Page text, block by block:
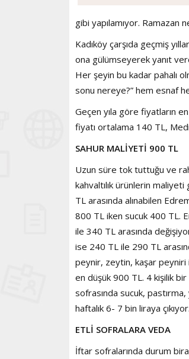
gibi yapılamıyor. Ramazan
Kadıköy çarşıda geçmiş
ona gülümseyerek yanıt
Her şeyin bu kadar pahalı
sonu nereye?” hem esnaf
Geçen yıla göre fiyatların
fiyatı ortalama 140 TL,
SAHUR MALİYETİ 900 TL
Uzun süre tok tuttuğu ve
kahvaltılık ürünlerin
TL arasında alınabilen
800 TL iken sucuk 400 TL.
ile 340 TL arasında
ise 240 TL ile 290 TL
peynir, zeytin, kaşar peyniri
en düşük 900 TL. 4 kişilik
sofrasında sucuk,
haftalık 6- 7 bin liraya çıkıyor.
ETLİ SOFRALARA VEDA
İftar sofralarında durum